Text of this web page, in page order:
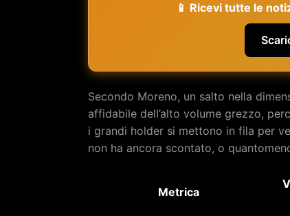
📱 Ricevi tutte le
Secondo Moreno, un salto nella
affidabile dell’alto volume grezzo,
i grandi holder si mettono in fila per
non ha ancora scontato, o
Metrica